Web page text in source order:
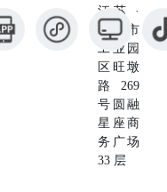
江苏 ·
苏州市
工业园
区旺墩
路269
号圆融
星座商
务广场
33 层